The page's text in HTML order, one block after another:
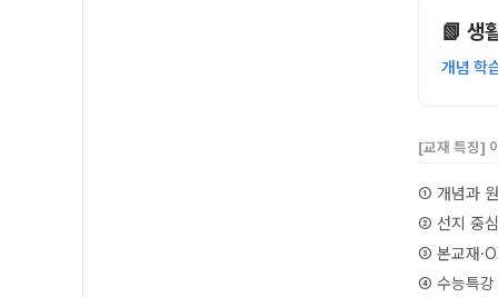
📗 생
개념 학
[교재 특징]
① 개념과
② 선지 중
③ 본교재
④ 수능특강